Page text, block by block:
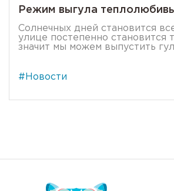
Режим выгула
Солнечных дней становится
улице постепенно становится
значит мы можем выпустить
#Новости